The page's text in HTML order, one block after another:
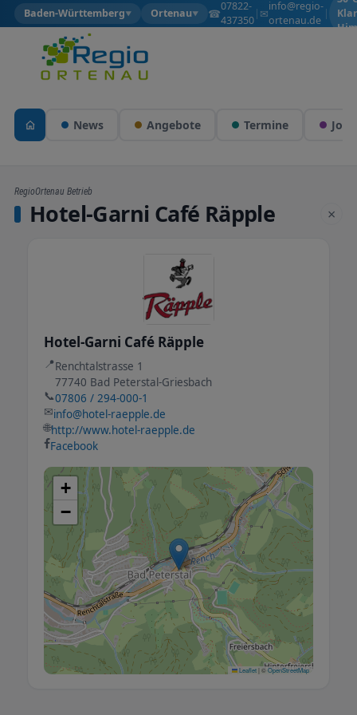
Baden-Württemberg▼ Ortenau▼ ☎07822-
437350
| ✉info@regio-
ortenau.de
|
News Angebote Termine Jobs
RegioOrtenau Betrieb
Hotel-Garni Café Räpple ×
Hotel-Garni Café Räpple
📍Renchtalstrasse 1
77740 Bad Peterstal-Griesbach
📞07806 / 294-000-1
✉info@hotel-raepple.de
🌐http://www.hotel-raepple.de
Facebook
+
−
Leaflet| ©OpenStreetMap